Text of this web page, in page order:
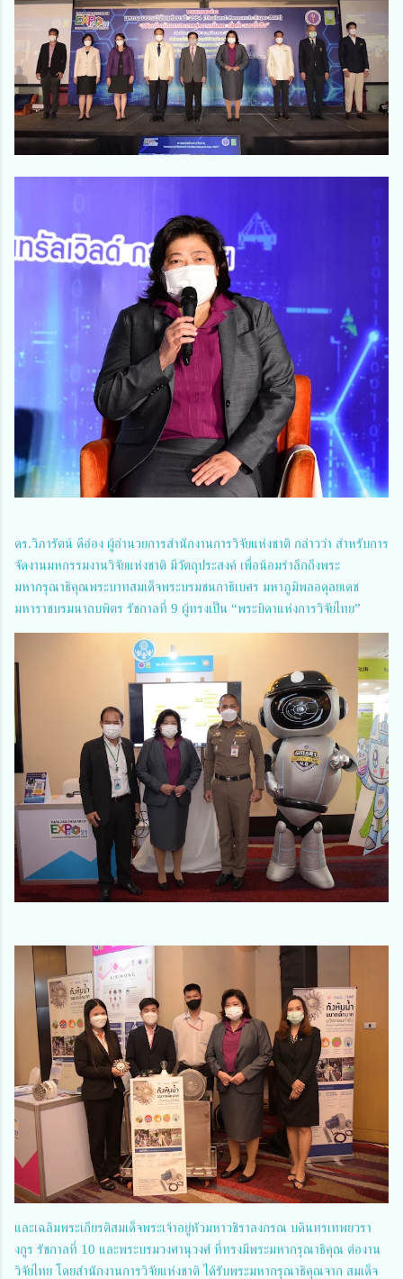
ดร.วิภารัตน์ ดีอ่อง ผู้อำนวยการสำนักงานการวิจัยแห่งชาติ กล่าวว่า สำหรับการ
จัดงานมหกรรมงานวิจัยแห่งชาติ มีวัตถุประสงค์ เพื่อน้อมรำลึกถึงพระ
มหากรุณาธิคุณพระบาทสมเด็จพระบรมชนกาธิเบศร มหาภูมิพลอดุลยเดช
มหาราชบรมนาถบพิตร รัชกาลที่ 9 ผู้ทรงเป็น “พระบิดาแห่งการวิจัยไทย”
และเฉลิมพระเกียรติสมเด็จพระเจ้าอยู่หัวมหาวชิราลงกรณ บดินทรเทพยวรา
งกูร รัชกาลที่ 10 และพระบรมวงศานุวงศ์ ที่ทรงมีพระมหากรุณาธิคุณ ต่องาน
วิจัยไทย โดยสำนักงานการวิจัยแห่งชาติ ได้รับพระมหากรุณาธิคุณจาก สมเด็จ